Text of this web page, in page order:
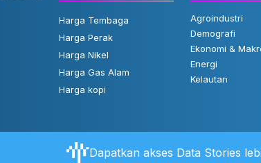
Harga Tembaga
Harga Perak
Harga Nikel
Harga Gas Alam
Harga kopi
Agroindustri
Demografi
Ekonomi &
Energi
Kelautan
Aturan Pengguna FAQ Hubungi Kami
Dapatkan akses Data Stories